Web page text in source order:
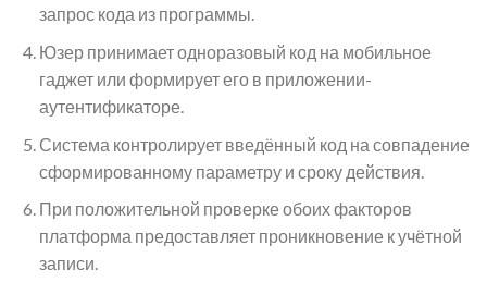
запрос кода из программы.
Юзер принимает одноразовый код на мобильное
гаджет или формирует его в приложении-
аутентификаторе.
Система контролирует введённый код на совпадение
сформированному параметру и сроку действия.
При положительной проверке обоих факторов
платформа предоставляет проникновение к учётной
записи.